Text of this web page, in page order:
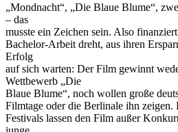
„Mondnacht“, „Die Blaue Blume“,
– das
musste ein Zeichen sein. Also
Bachelor-Arbeit dreht, aus ihren
Erfolg
auf sich warten: Der Film gewinnt
Wettbewerb „Die
Blaue Blume“, noch wollen große
Filmtage oder die Berlinale ihn
Festivals lassen den Film außer